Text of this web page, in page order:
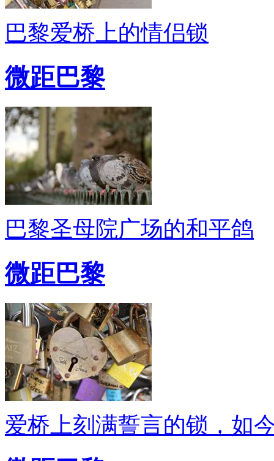
巴黎爱桥上的情侣锁
微距巴黎
巴黎圣母院广场的和平鸽
微距巴黎
爱桥上刻满誓言的锁，如